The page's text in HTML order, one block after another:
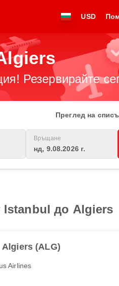
USD
Резервирайте
Преглед на
Връщане
нд, 9.08.2026 г.
Istanbul до Algiers
Algiers (ALG)
Airlines